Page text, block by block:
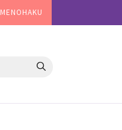
MENOHAKU
Hae